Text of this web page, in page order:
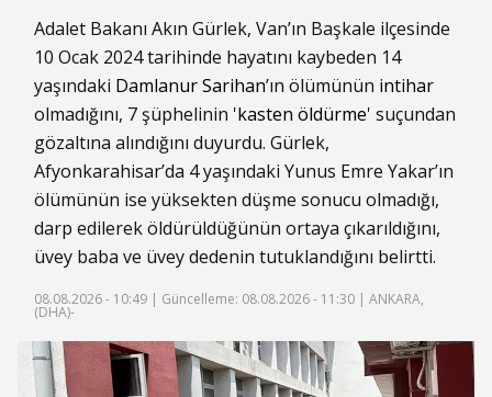
Adalet Bakanı Akın Gürlek, Van’ın Başkale ilçesinde
10 Ocak 2024 tarihinde hayatını kaybeden 14
yaşındaki Damlanur Sarihan’ın ölümünün intihar
olmadığını, 7 şüphelinin 'kasten öldürme' suçundan
gözaltına alındığını duyurdu. Gürlek,
Afyonkarahisar’da 4 yaşındaki Yunus Emre Yakar’ın
ölümünün ise yüksekten düşme sonucu olmadığı,
darp edilerek öldürüldüğünün ortaya çıkarıldığını,
üvey baba ve üvey dedenin tutuklandığını belirtti.
08.08.2026 - 10:49 | Güncelleme: 08.08.2026 - 11:30 | ANKARA,
(DHA)-